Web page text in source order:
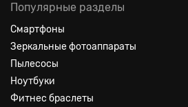
Популярные разделы
Смартфоны
Зеркальные фотоаппараты
Пылесосы
Ноутбуки
Фитнес браслеты